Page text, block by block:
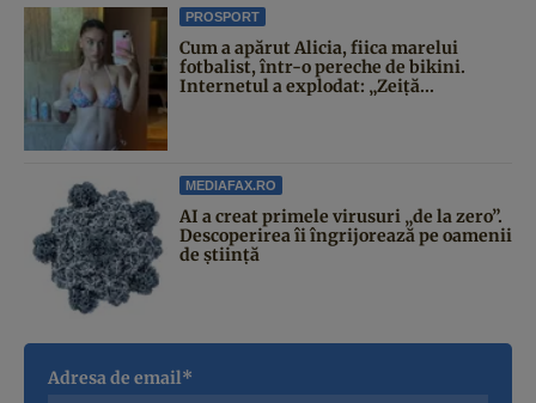
PROSPORT
Cum a apărut Alicia, fiica marelui
fotbalist, într-o pereche de bikini.
Internetul a explodat: „Zeiță...
MEDIAFAX.RO
AI a creat primele virusuri „de la zero”.
Descoperirea îi îngrijorează pe oamenii
de știință
Adresa de email*